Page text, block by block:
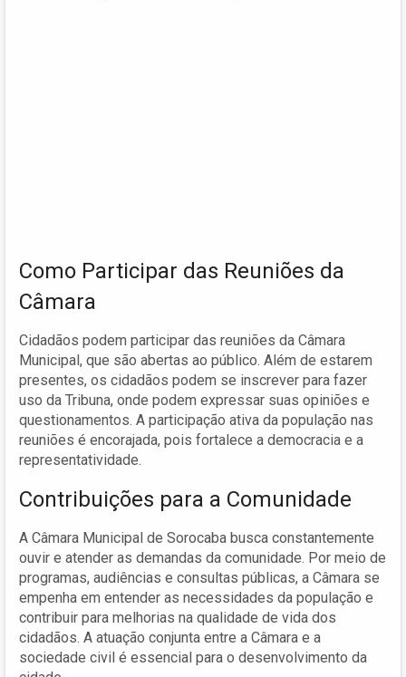
Como Participar das Reuniões da
Câmara
Cidadãos podem participar das reuniões da Câmara
Municipal, que são abertas ao público. Além de estarem
presentes, os cidadãos podem se inscrever para fazer
uso da Tribuna, onde podem expressar suas opiniões e
questionamentos. A participação ativa da população nas
reuniões é encorajada, pois fortalece a democracia e a
representatividade.
Contribuições para a Comunidade
A Câmara Municipal de Sorocaba busca constantemente
ouvir e atender as demandas da comunidade. Por meio de
programas, audiências e consultas públicas, a Câmara se
empenha em entender as necessidades da população e
contribuir para melhorias na qualidade de vida dos
cidadãos. A atuação conjunta entre a Câmara e a
sociedade civil é essencial para o desenvolvimento da